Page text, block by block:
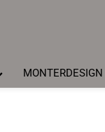
MONTERDESIGN